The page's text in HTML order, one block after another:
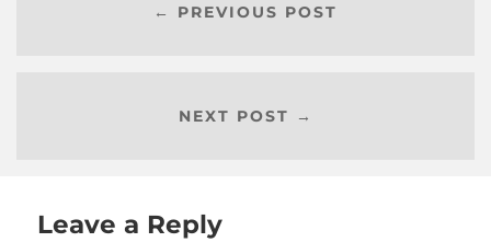
← PREVIOUS POST
NEXT POST →
Leave a Reply